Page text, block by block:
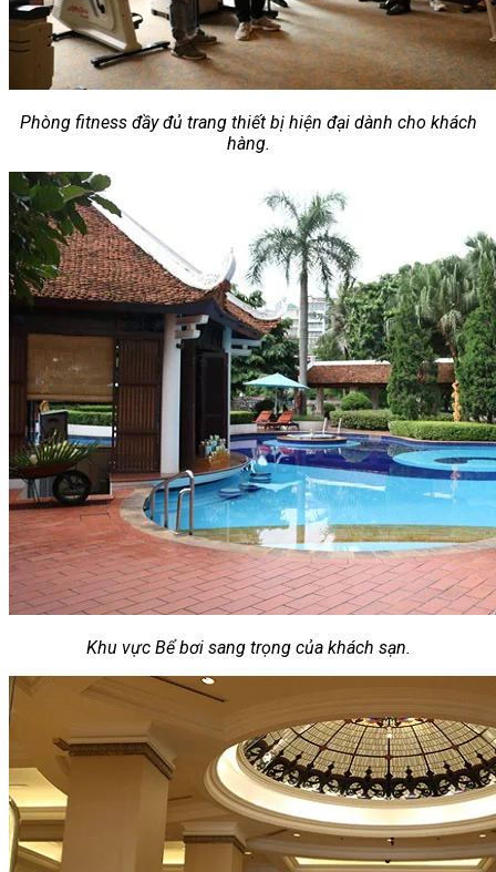
Phòng fitness đầy đủ trang thiết bị hiện đại dành cho khách
hàng.
Khu vực Bể bơi sang trọng của khách sạn.